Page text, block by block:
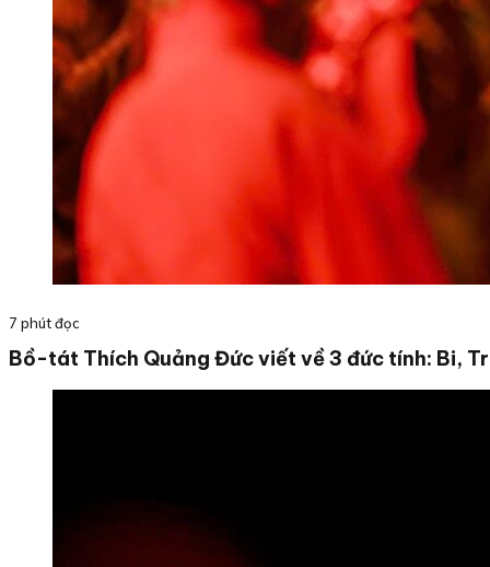
7 phút đọc
Bồ-tát Thích Quảng Đức viết về 3 đức tính: Bi,